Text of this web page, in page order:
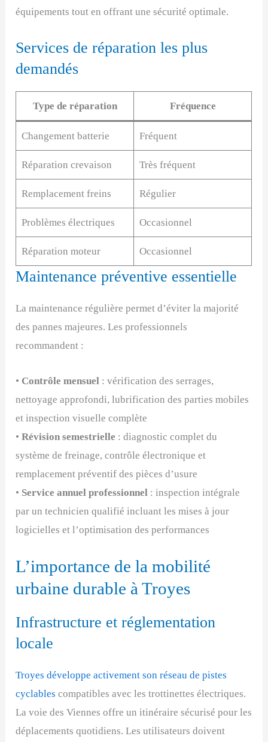
équipements tout en offrant une sécurité optimale.
Services de réparation les plus
demandés
Type de réparation Fréquence
Changement batterie Fréquent
Réparation crevaison Très fréquent
Remplacement freins Régulier
Problèmes électriques Occasionnel
Réparation moteur Occasionnel
Maintenance préventive essentielle
La maintenance régulière permet d’éviter la majorité
des pannes majeures. Les professionnels
recommandent :
• Contrôle mensuel : vérification des serrages,
nettoyage approfondi, lubrification des parties mobiles
et inspection visuelle complète
•Révision semestrielle : diagnostic complet du
système de freinage, contrôle électronique et
remplacement préventif des pièces d’usure
• Service annuel professionnel : inspection intégrale
par un technicien qualifié incluant les mises à jour
logicielles et l’optimisation des performances
L’importance de la mobilité
urbaine durable à Troyes
Infrastructure et réglementation
locale
Troyes développe activement son réseau de pistes
cyclables compatibles avec les trottinettes électriques.
La voie des Viennes offre un itinéraire sécurisé pour les
déplacements quotidiens. Les utilisateurs doivent